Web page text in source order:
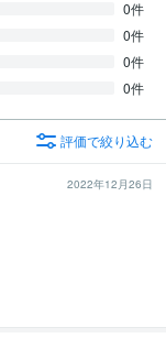
0件
0件
0件
0件
評価で絞り込む
2022年12月26日